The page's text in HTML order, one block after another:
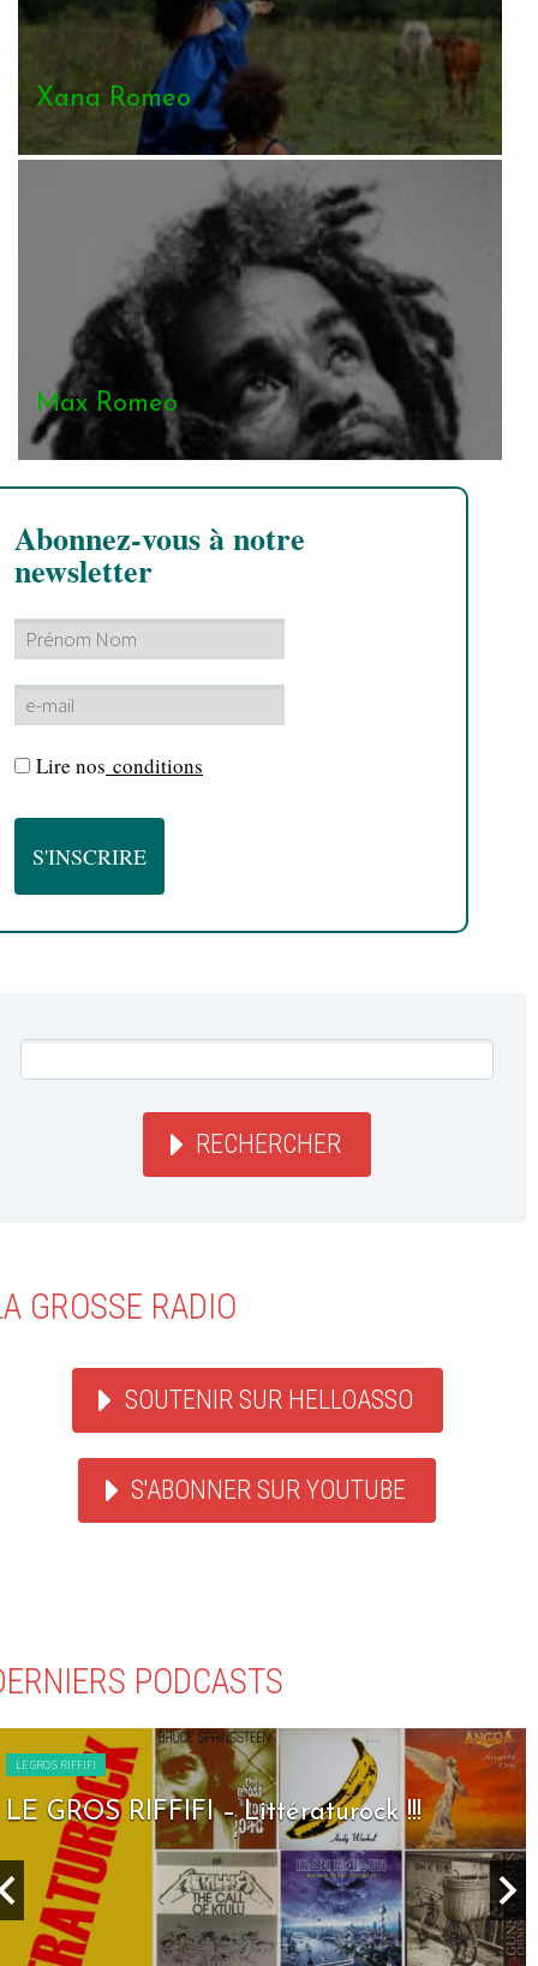
Xana Romeo
Max Romeo
Abonnez-vous à notre
newsletter
Lire nos conditions
RECHERCHER
GROSSE RADIO
SOUTENIR SUR HELLOASSO
S'ABONNER SUR YOUTUBE
PODCASTS
LE GROS RIFFIFI
LE GROS RIFFIFI – Seven Days To Rock !!!